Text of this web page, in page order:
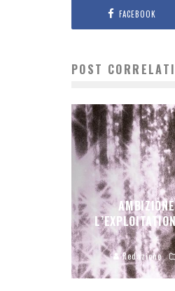
FACEBOOK
POST CORRELATI
Redazione